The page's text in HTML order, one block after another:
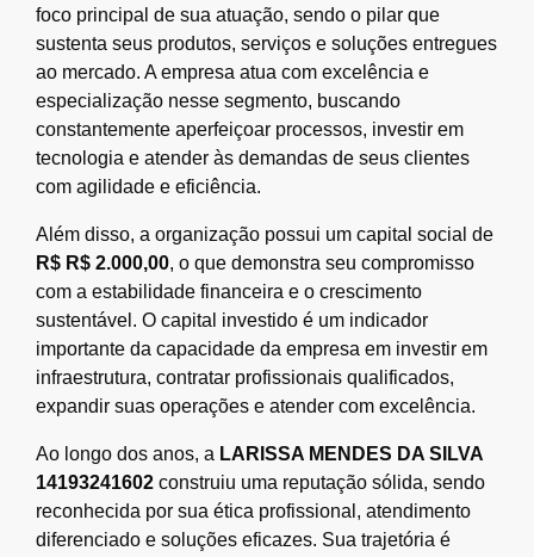
foco principal de sua atuação, sendo o pilar que
sustenta seus produtos, serviços e soluções entregues
ao mercado. A empresa atua com excelência e
especialização nesse segmento, buscando
constantemente aperfeiçoar processos, investir em
tecnologia e atender às demandas de seus clientes
com agilidade e eficiência.
Além disso, a organização possui um capital social de
R$ R$ 2.000,00, o que demonstra seu compromisso
com a estabilidade financeira e o crescimento
sustentável. O capital investido é um indicador
importante da capacidade da empresa em investir em
infraestrutura, contratar profissionais qualificados,
expandir suas operações e atender com excelência.
Ao longo dos anos, a LARISSA MENDES DA SILVA
14193241602 construiu uma reputação sólida, sendo
reconhecida por sua ética profissional, atendimento
diferenciado e soluções eficazes. Sua trajetória é